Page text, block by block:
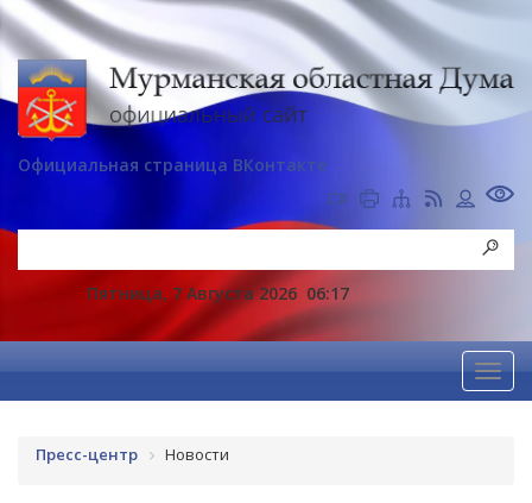
Официальная страница ВКонтакте
Пятница, 7 Августа 2026 06:17
Пресс-центр Новости